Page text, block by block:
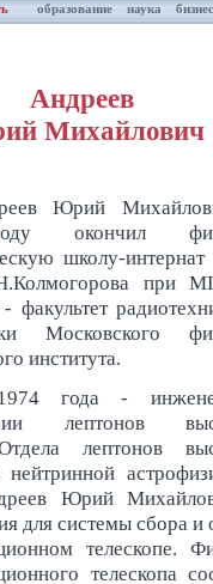
образование наука бизнес
Андреев
Михайлович
Юрий
окончил
школу-
при
факультет
Московского
института.
года -
лептонов
лептонов
нейтринной
Юрий
для системы сбора
телескопе.
телескопа